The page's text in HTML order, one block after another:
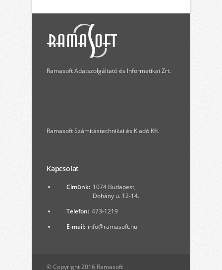
Ramasoft Adatszolgáltató és Informatikai Zrt.
Ramasoft Számítástechnikai és Kiadó Kft.
Kapcsolat
Címünk: 1074 Budapest,
Dohány u. 12-14.
Telefon: 473-1219
E-mail: info@ramasoft.hu
© Copyright 2016 Ramasoft